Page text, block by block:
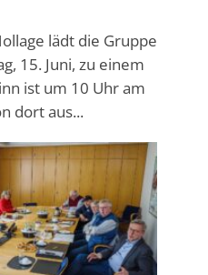
lädt die Gruppe
15. Juni, zu einem
ist um 10 Uhr am
dort aus...